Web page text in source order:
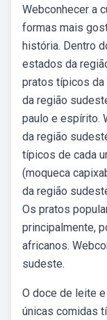
Webconhecer a
formas mais
história. Dentro
estados da
pratos típicos
da região
paulo e espírito.
da região
típicos de cada
(moqueca
da região
Os pratos
principalmente,
africanos.
sudeste.
O doce de leite
únicas comidas